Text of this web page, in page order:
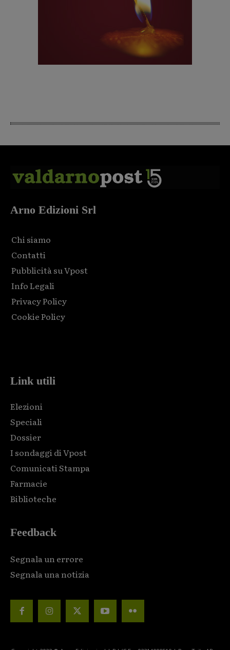
Arno Edizioni Srl
Chi siamo
Contatti
Pubblicità su Vpost
Info Legali
Privacy Policy
Cookie Policy
Link utili
Elezioni
Speciali
Dossier
I sondaggi di Vpost
Comunicati Stampa
Farmacie
Biblioteche
Feedback
Segnala un errore
Segnala una notizia